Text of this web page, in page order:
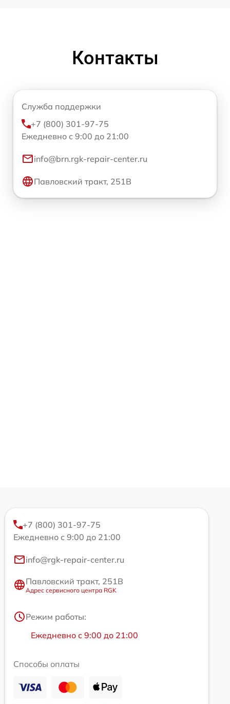
Контакты
Служба поддержки
+7 (800) 301-97-75
Ежедневно с 9:00 до 21:00
info@brn.rgk-repair-center.ru
Павловский тракт, 251В
+7 (800) 301-97-75
Ежедневно с 9:00 до 21:00
info@rgk-repair-center.ru
Павловский тракт, 251В
Адрес сервисного центра RGK
Режим работы:
Ежедневно с 9:00 до 21:00
Способы оплаты